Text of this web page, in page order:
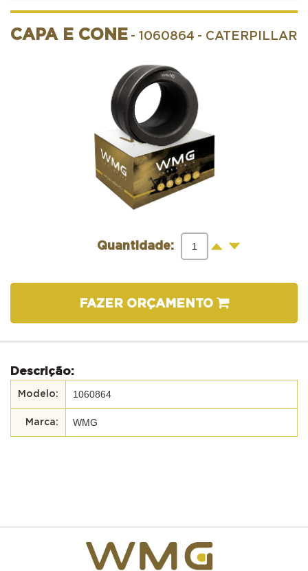
CAPA E CONE - 1060864 - CATERPILLAR
Quantidade: + -
FAZER ORÇAMENTO
Descrição:
1060864
WMG